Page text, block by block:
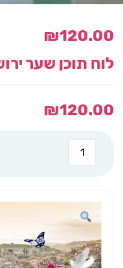
₪120.00
לוח תוכן שער
₪120.00
כמות
של
לוח
ירושלים